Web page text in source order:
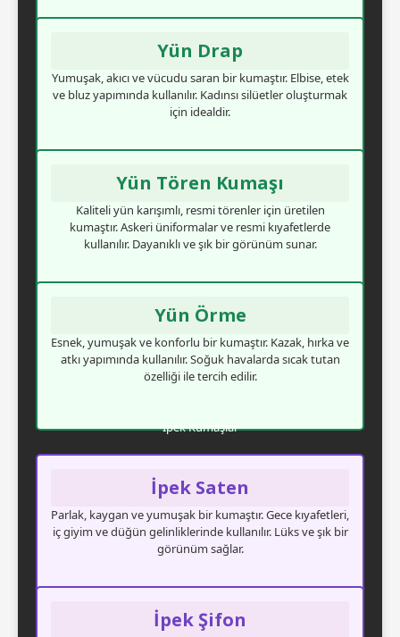
Yün Drap
Yumuşak, akıcı ve vücudu saran bir kumaştır. Elbise, etek
ve bluz yapımında kullanılır. Kadınsı silüetler oluşturmak
için idealdir.
Yün Tören Kumaşı
Kaliteli yün karışımlı, resmi törenler için üretilen
kumaştır. Askeri üniformalar ve resmi kıyafetlerde
kullanılır. Dayanıklı ve şık bir görünüm sunar.
Yün Örme
Esnek, yumuşak ve konforlu bir kumaştır. Kazak, hırka ve
atkı yapımında kullanılır. Soğuk havalarda sıcak tutan
özelliği ile tercih edilir.
İpek Kumaşlar
İpek Saten
Parlak, kaygan ve yumuşak bir kumaştır. Gece kıyafetleri,
iç giyim ve düğün gelinliklerinde kullanılır. Lüks ve şık bir
görünüm sağlar.
İpek Şifon